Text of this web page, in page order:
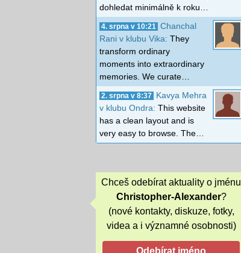
dohledat minimálně k roku…
4. srpna v 10:21
Chanchal
Rani v klubu Vika: They
transform ordinary
moments into extraordinary
memories. We curate…
2. srpna v 8:37
Kavya Mehra
v klubu Ondra: This website
has a clean layout and is
very easy to browse. The…
Chceš odebírat aktuality o jménu
Christopher-Alexander?
(nové kontakty, diskuze, fotky,
videa a i významné osobnosti)